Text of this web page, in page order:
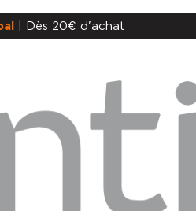
| Dès 20€ d'achat